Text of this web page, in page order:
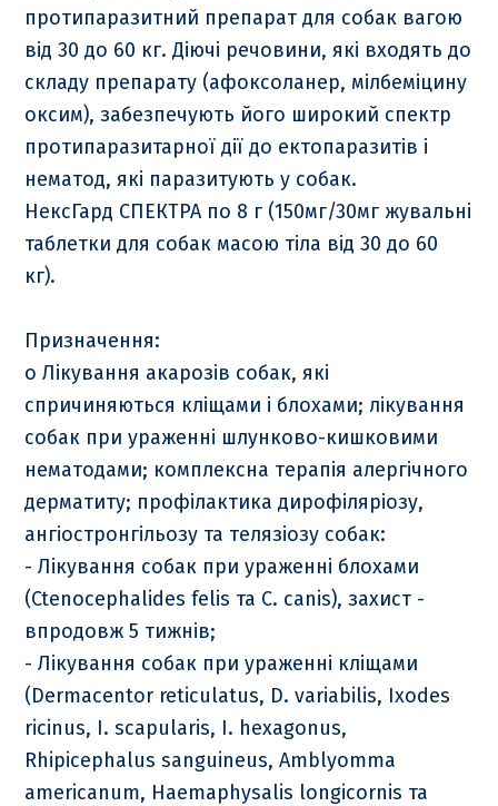
протипаразитний препарат для собак вагою
від 30 до 60 кг. Діючі речовини, які входять до
складу препарату (афоксоланер, мілбеміцину
оксим), забезпечують його широкий спектр
протипаразитарної дії до ектопаразитів і
нематод, які паразитують у собак.
НексГард СПЕКТРА по 8 г (150мг/30мг жувальні
таблетки для собак масою тіла від 30 до 60
кг).
Призначення:
o Лікування акарозів собак, які
спричиняються кліщами і блохами; лікування
собак при ураженні шлунково-кишковими
нематодами; комплексна терапія алергічного
дерматиту; профілактика дирофіляріозу,
ангіостронгільозу та телязіозу собак:
- Лікування собак при ураженні блохами
(Ctenocephalides felis та C. canis), захист -
впродовж 5 тижнів;
- Лікування собак при ураженні кліщами
(Dermacentor reticulatus, D. variabilis, Ixodes
ricinus, I. scapularis, I. hexagonus,
Rhipicephalus sanguineus, Amblyomma
americanum, Haemaphysalis longicornis та